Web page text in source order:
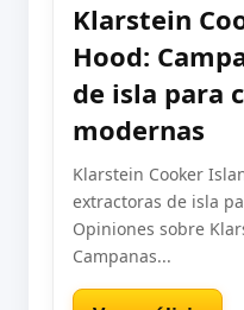
Klarstein
Hood:
de isla para
modernas
Klarstein Cooker
extractoras de isla
Opiniones sobre
Campanas...